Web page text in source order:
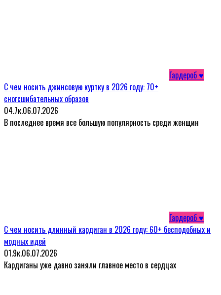
Гардероб ♥
С чем носить джинсовую куртку в 2026 году: 70+
сногсшибательных образов
04.7к.06.07.2026
В последнее время все большую популярность среди женщин
Гардероб ♥
С чем носить длинный кардиган в 2026 году: 60+ бесподобных и
модных идей
01.9к.06.07.2026
Кардиганы уже давно заняли главное место в сердцах